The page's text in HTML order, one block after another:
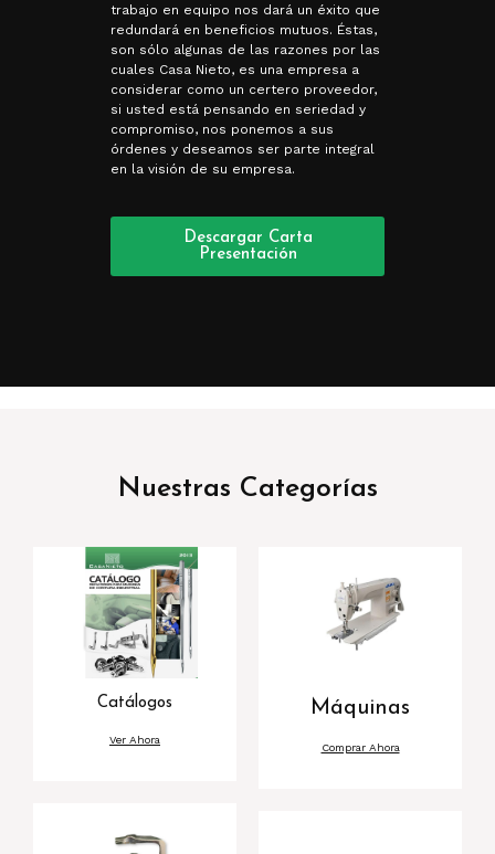
trabajo en equipo nos dará un éxito que
redundará en beneficios mutuos. Éstas,
son sólo algunas de las razones por las
cuales Casa Nieto, es una empresa a
considerar como un certero proveedor,
si usted está pensando en seriedad y
compromiso, nos ponemos a sus
órdenes y deseamos ser parte integral
en la visión de su empresa.
Descargar Carta
Presentación
Nuestras Categorías
Catálogos
Ver Ahora
Máquinas
Comprar Ahora